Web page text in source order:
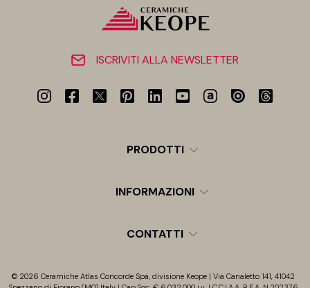
ISCRIVITI ALLA NEWSLETTER
PRODOTTI
INFORMAZIONI
CONTATTI
© 2026 Ceramiche Atlas Concorde Spa, divisione Keope | Via Canaletto 141, 41042